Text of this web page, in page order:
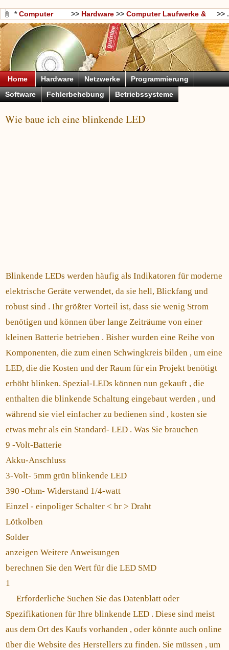
*Computer
Wissen
>> Hardware >>Computer Laufwerke &
Storage
>> .
Home Hardware Netzwerke
Programmierung
Software
Fehlerbehebung Betriebssysteme
Wie baue ich eine blinkende LED
Blinkende LEDs werden häufig als Indikatoren für moderne
elektrische Geräte verwendet, da sie hell, Blickfang und
robust sind . Ihr größter Vorteil ist, dass sie wenig Strom
benötigen und können über lange Zeiträume von einer
kleinen Batterie betrieben . Bisher wurden eine Reihe von
Komponenten, die zum einen Schwingkreis bilden , um eine
LED, die die Kosten und der Raum für ein Projekt benötigt
erhöht blinken. Spezial-LEDs können nun gekauft , die
enthalten die blinkende Schaltung eingebaut werden , und
während sie viel einfacher zu bedienen sind , kosten sie
etwas mehr als ein Standard- LED . Was Sie brauchen
9 -Volt-Batterie
Akku-Anschluss
3-Volt- 5mm grün blinkende LED
390 -Ohm- Widerstand 1/4-watt
Einzel - einpoliger Schalter < br > Draht
Lötkolben
Solder
anzeigen Weitere Anweisungen
berechnen Sie den Wert für die LED SMD
1
Erforderliche Suchen Sie das Datenblatt oder
Spezifikationen für Ihre blinkende LED . Diese sind meist
aus dem Ort des Kaufs vorhanden , oder könnte auch online
über die Website des Herstellers zu finden. Sie müssen , um